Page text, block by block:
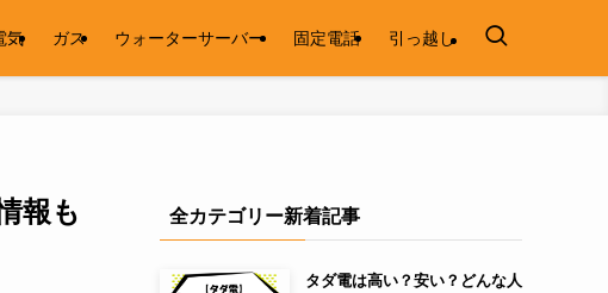
気 ガス ウォーターサーバー 固定電話 引っ越し
報も
全カテゴリー新着記事
タダ電は高い？安い？どんな人